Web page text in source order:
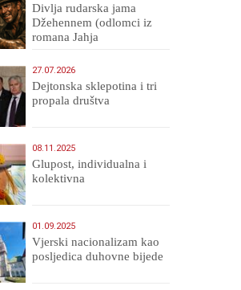
Divlja rudarska jama
Džehennem (odlomci iz
romana Jahja
27.07.2026
Dejtonska sklepotina i tri
propala društva
08.11.2025
Glupost, individualna i
kolektivna
01.09.2025
​Vjerski nacionalizam kao
posljedica duhovne bijede